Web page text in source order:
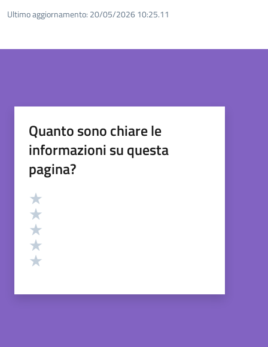
Ultimo aggiornamento: 20/05/2026 10:25.11
Quanto sono chiare le
informazioni su questa
pagina?
Valutazione